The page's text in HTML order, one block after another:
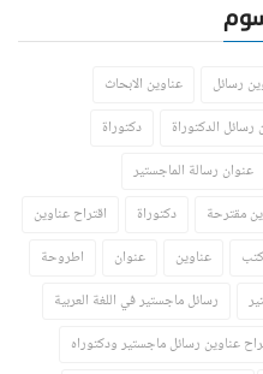
رسائل
عناوين الابحاث
رسائل الدكتوراة
دكتوراة
عنوان رسالة الماجستير
مقترحة دكتوراة
اقتراح عناوين
عناوين عنوان
اطروحة
رسائل ماجستير في اللغة العربية
عناوين رسائل ماجستير ودكتوراه